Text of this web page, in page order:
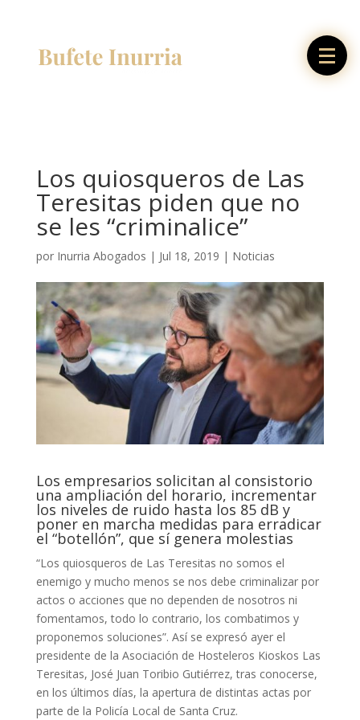
Los quiosqueros de Las
Teresitas piden que no
se les “criminalice”
por Inurria Abogados | Jul 18, 2019 | Noticias
Los empresarios solicitan al consistorio
una ampliación del horario, incrementar
los niveles de ruido hasta los 85 dB y
poner en marcha medidas para erradicar
el “botellón”, que sí genera molestias
“Los quiosqueros de Las Teresitas no somos el
enemigo y mucho menos se nos debe criminalizar por
actos o acciones que no dependen de nosotros ni
fomentamos, todo lo contrario, los combatimos y
proponemos soluciones”. Así se expresó ayer el
presidente de la Asociación de Hosteleros Kioskos Las
Teresitas, José Juan Toribio Gutiérrez, tras conocerse,
en los últimos días, la apertura de distintas actas por
parte de la Policía Local de Santa Cruz.